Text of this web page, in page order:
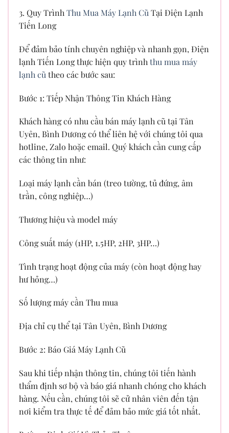
3. Quy Trình Thu Mua Máy Lạnh Cũ Tại Điện Lạnh
Tiến Long
Để đảm bảo tính chuyên nghiệp và nhanh gọn, Điện
lạnh Tiến Long thực hiện quy trình thu mua máy
lạnh cũ theo các bước sau:
Bước 1: Tiếp Nhận Thông Tin Khách Hàng
Khách hàng có nhu cầu bán máy lạnh cũ tại Tân
Uyên, Bình Dương có thể liên hệ với chúng tôi qua
hotline, Zalo hoặc email. Quý khách cần cung cấp
các thông tin như:
Loại máy lạnh cần bán (treo tường, tủ đứng, âm
trần, công nghiệp…)
Thương hiệu và model máy
Công suất máy (1HP, 1.5HP, 2HP, 3HP…)
Tình trạng hoạt động của máy (còn hoạt động hay
hư hỏng…)
Số lượng máy cần Thu mua
Địa chỉ cụ thể tại Tân Uyên, Bình Dương
Bước 2: Báo Giá Máy Lạnh Cũ
Sau khi tiếp nhận thông tin, chúng tôi tiến hành
thẩm định sơ bộ và báo giá nhanh chóng cho khách
hàng. Nếu cần, chúng tôi sẽ cử nhân viên đến tận
nơi kiểm tra thực tế để đảm bảo mức giá tốt nhất.